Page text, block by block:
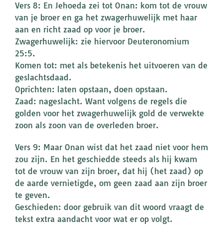
Vers 8: En Jehoeda zei tot Onan: kom tot de vrouw
van je broer en ga het zwagerhuwelijk met haar
aan en richt zaad op voor je broer.
Zwagerhuwelijk: zie hiervoor Deuteronomium
25:5.
Komen tot: met als betekenis het uitvoeren van de
geslachtsdaad.
Oprichten: laten opstaan, doen opstaan.
Zaad: nageslacht. Want volgens de regels die
golden voor het zwagerhuwelijk gold de verwekte
zoon als zoon van de overleden broer.
Vers 9: Maar Onan wist dat het zaad niet voor hem
zou zijn. En het geschiedde steeds als hij kwam
tot de vrouw van zijn broer, dat hij (het zaad) op
de aarde vernietigde, om geen zaad aan zijn broer
te geven.
Geschieden: door gebruik van dit woord vraagt de
tekst extra aandacht voor wat er op volgt.